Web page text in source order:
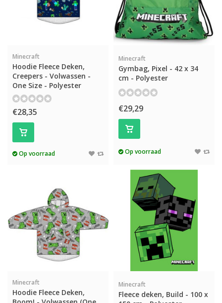
Minecraft
Hoodie Fleece Deken,
Creepers - Volwassen -
One Size - Polyester
€28,35
Op voorraad
Minecraft
Gymbag, Pixel - 42 x 34
cm - Polyester
€29,29
Op voorraad
Minecraft
Hoodie Fleece Deken,
Minecraft
Fleece deken, Build - 100 x